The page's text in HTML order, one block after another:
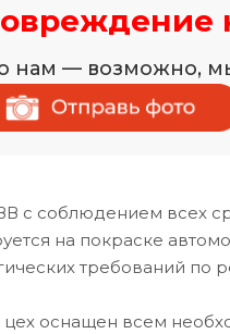
нам — возможно,
с соблюдением всех
на покраске
требований по
оснащен всем